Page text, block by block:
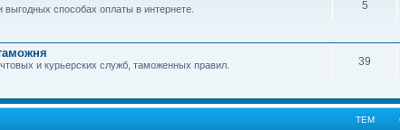
способах оплаты в интернете. 5
и курьерских служб, таможенных правил. 39
ТЕМ